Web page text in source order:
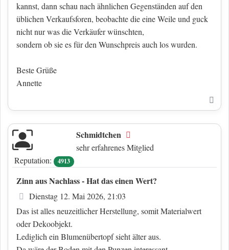
kannst, dann schau nach ähnlichen Gegenständen auf den
üblichen Verkaufsforen, beobachte die eine Weile und guck
nicht nur was die Verkäufer wünschten,
sondern ob sie es für den Wunschpreis auch los wurden.
Beste Grüße
Annette
Schmidtchen
sehr erfahrenes Mitglied
Reputation:
4913
Zinn aus Nachlass - Hat das einen Wert?
Beitrag
Dienstag 12. Mai 2026, 21:03
Das ist alles neuzeitlicher Herstellung, somit Materialwert
oder Dekoobjekt.
Lediglich ein Blumenübertopf sieht älter aus.